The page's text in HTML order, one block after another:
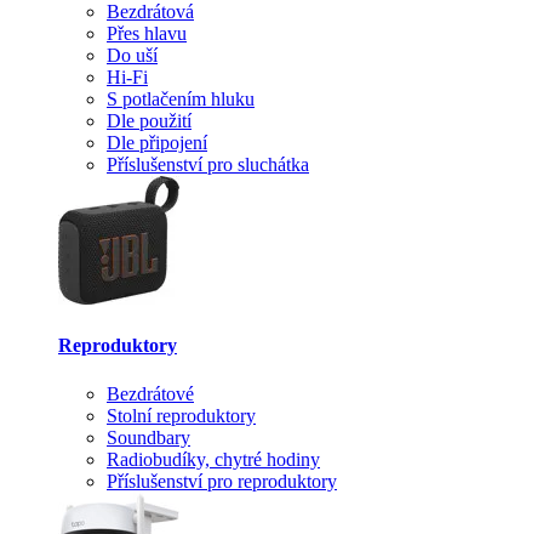
Bezdrátová
Přes hlavu
Do uší
Hi-Fi
S potlačením hluku
Dle použití
Dle připojení
Příslušenství pro sluchátka
Reproduktory
Bezdrátové
Stolní reproduktory
Soundbary
Radiobudíky, chytré hodiny
Příslušenství pro reproduktory